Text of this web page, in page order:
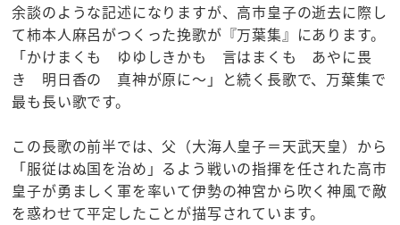
余談のような記述になりますが、高市皇子の逝去に際し
て柿本人麻呂がつくった挽歌が『万葉集』にあります。
「かけまくも ゆゆしきかも 言はまくも あやに畏
き 明日香の 真神が原に～」と続く長歌で、万葉集で
最も長い歌です。
この長歌の前半では、父（大海人皇子＝天武天皇）から
「服従はぬ国を治め」るよう戦いの指揮を任された高市
皇子が勇ましく軍を率いて伊勢の神宮から吹く神風で敵
を惑わせて平定したことが描写されています。